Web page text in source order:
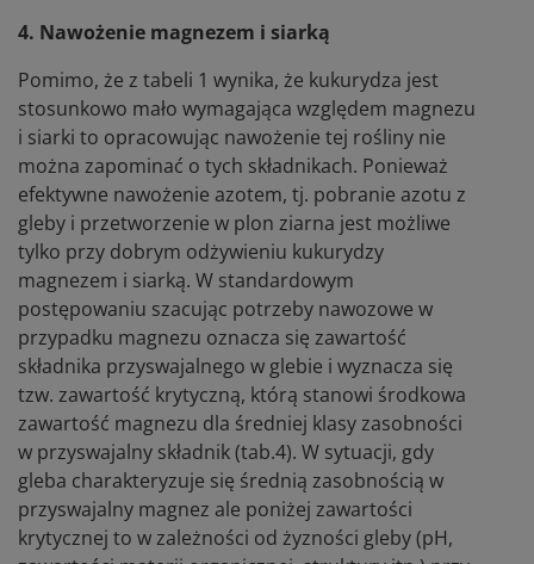
4. Nawożenie magnezem i siarką
Pomimo, że z tabeli 1 wynika, że kukurydza jest
stosunkowo mało wymagająca względem magnezu
i siarki to opracowując nawożenie tej rośliny nie
można zapominać o tych składnikach. Ponieważ
efektywne nawożenie azotem, tj. pobranie azotu z
gleby i przetworzenie w plon ziarna jest możliwe
tylko przy dobrym odżywieniu kukurydzy
magnezem i siarką. W standardowym
postępowaniu szacując potrzeby nawozowe w
przypadku magnezu oznacza się zawartość
składnika przyswajalnego w glebie i wyznacza się
tzw. zawartość krytyczną, którą stanowi środkowa
zawartość magnezu dla średniej klasy zasobności
w przyswajalny składnik (tab.4). W sytuacji, gdy
gleba charakteryzuje się średnią zasobnością w
przyswajalny magnez ale poniżej zawartości
krytycznej to w zależności od żyzności gleby (pH,